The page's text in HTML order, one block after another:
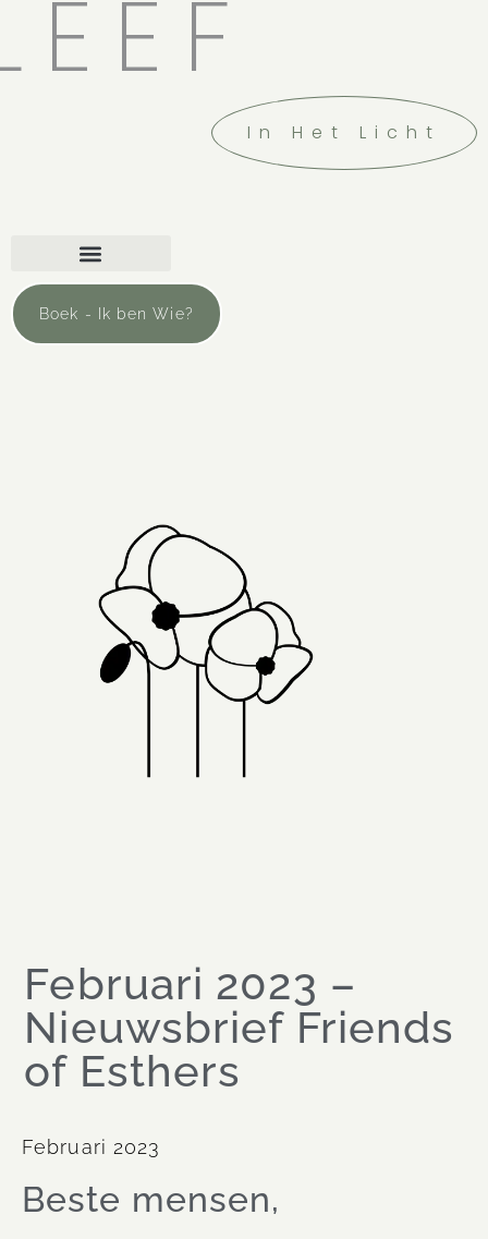
In Het Licht
Boek - Ik ben Wie?
Februari 2023 –
Nieuwsbrief Friends
of Esthers
Februari 2023
Beste mensen,